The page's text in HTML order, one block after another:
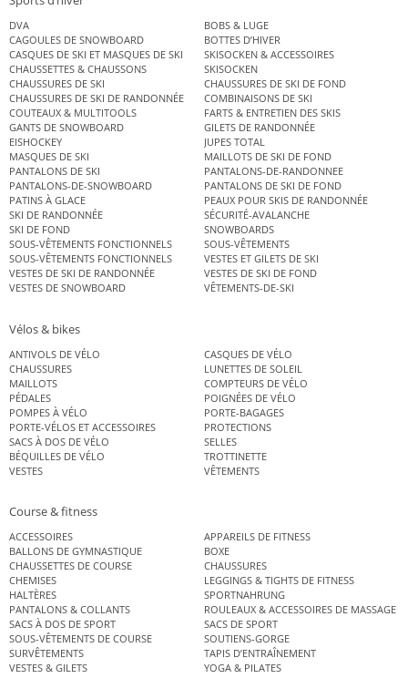
DVA
BOBS & LUGE
CAGOULES DE SNOWBOARD
BOTTES D’HIVER
CASQUES DE SKI ET MASQUES DE SKI
SKISOCKEN & ACCESSOIRES
CHAUSSETTES & CHAUSSONS
SKISOCKEN
CHAUSSURES DE SKI
CHAUSSURES DE SKI DE FOND
CHAUSSURES DE SKI DE RANDONNÉE
COMBINAISONS DE SKI
COUTEAUX & MULTITOOLS
FARTS & ENTRETIEN DES SKIS
GANTS DE SNOWBOARD
GILETS DE RANDONNÉE
EISHOCKEY
JUPES TOTAL
MASQUES DE SKI
MAILLOTS DE SKI DE FOND
PANTALONS DE SKI
PANTALONS-DE-RANDONNEE
PANTALONS-DE-SNOWBOARD
PANTALONS DE SKI DE FOND
PATINS À GLACE
PEAUX POUR SKIS DE RANDONNÉE
SKI DE RANDONNÉE
SÉCURITÉ-AVALANCHE
SKI DE FOND
SNOWBOARDS
SOUS-VÊTEMENTS FONCTIONNELS
SOUS-VÊTEMENTS
SOUS-VÊTEMENTS FONCTIONNELS
VESTES ET GILETS DE SKI
VESTES DE SKI DE RANDONNÉE
VESTES DE SKI DE FOND
VESTES DE SNOWBOARD
VÊTEMENTS-DE-SKI
Vélos & bikes
ANTIVOLS DE VÉLO
CASQUES DE VÉLO
CHAUSSURES
LUNETTES DE SOLEIL
MAILLOTS
COMPTEURS DE VÉLO
PÉDALES
POIGNÉES DE VÉLO
POMPES À VÉLO
PORTE-BAGAGES
PORTE-VÉLOS ET ACCESSOIRES
PROTECTIONS
SACS À DOS DE VÉLO
SELLES
BÉQUILLES DE VÉLO
TROTTINETTE
VESTES
VÊTEMENTS
Course & fitness
ACCESSOIRES
APPAREILS DE FITNESS
BALLONS DE GYMNASTIQUE
BOXE
CHAUSSETTES DE COURSE
CHAUSSURES
CHEMISES
LEGGINGS & TIGHTS DE FITNESS
HALTÈRES
SPORTNAHRUNG
PANTALONS & COLLANTS
ROULEAUX & ACCESSOIRES DE MASSAGE
SACS À DOS DE SPORT
SACS DE SPORT
SOUS-VÊTEMENTS DE COURSE
SOUTIENS-GORGE
SURVÊTEMENTS
TAPIS D’ENTRAÎNEMENT
VESTES & GILETS
YOGA & PILATES